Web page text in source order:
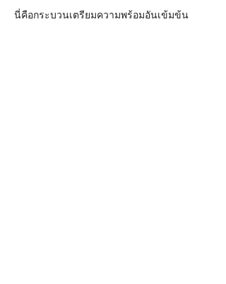
นี่คือกระบวนเตรียมความพร้อมอันเข้มข้น